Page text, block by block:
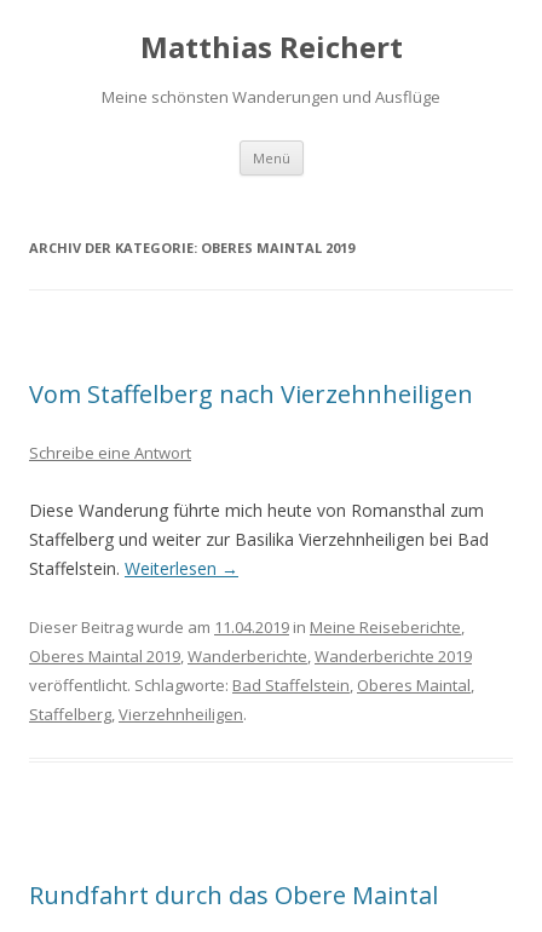
Matthias Reichert
Meine schönsten Wanderungen und Ausflüge
Menü Zum
springen
ARCHIV DER KATEGORIE: OBERES MAINTAL 2019
Vom Staffelberg nach Vierzehnheiligen
Schreibe eine Antwort
Diese Wanderung führte mich heute von Romansthal zum
Staffelberg und weiter zur Basilika Vierzehnheiligen bei Bad
Staffelstein. Weiterlesen →
Dieser Beitrag wurde am 11.04.2019 in Meine Reiseberichte,
Oberes Maintal 2019,Wanderberichte,Wanderberichte 2019
veröffentlicht. Schlagworte: Bad Staffelstein, Oberes Maintal,
Staffelberg,Vierzehnheiligen.
Rundfahrt durch das Obere Maintal